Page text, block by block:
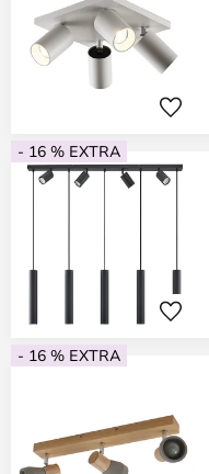
- 16 % EXTRA
- 16 % EXTRA